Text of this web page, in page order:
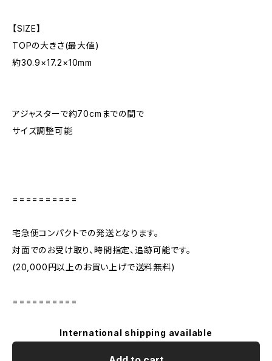
【SIZE】
TOPの大きさ(最大値)
約30.9×17.2×10mm
アジャスターで約70cmまでの間で
サイズ調整可能
==========
宅急便コンパクトでの発送となります。
対面でのお受け取り、時間指定、追跡可能です。
(20,000円以上のお買い上げで送料無料)
==========
International shipping available